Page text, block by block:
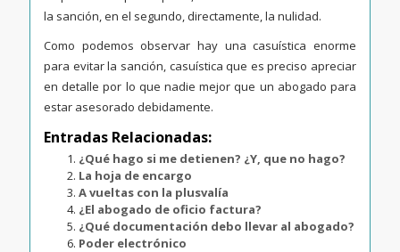
la sanción, en el segundo, directamente, la nulidad.
Como podemos observar hay una casuística enorme
para evitar la sanción, casuística que es preciso apreciar
en detalle por lo que nadie mejor que un abogado para
estar asesorado debidamente.
Entradas Relacionadas:
¿Qué hago si me detienen? ¿Y, que no hago?
La hoja de encargo
A vueltas con la plusvalía
¿El abogado de oficio factura?
¿Qué documentación debo llevar al abogado?
Poder electrónico